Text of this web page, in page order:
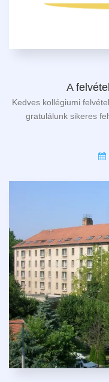
A
Kedves kollégiumi
gratulálunk sikeres